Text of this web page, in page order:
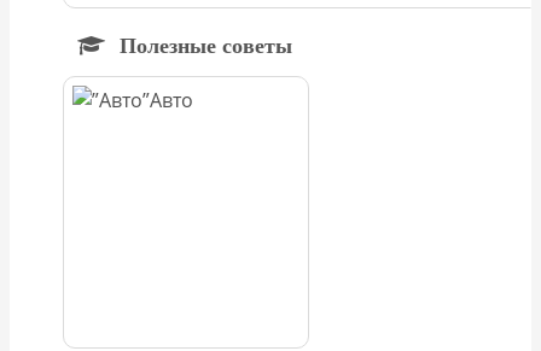
Полезные советы
Авто